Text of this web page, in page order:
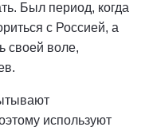
Был период, когда
с Россией, а
своей воле,
используют